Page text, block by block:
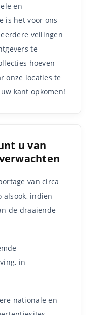
en
is het voor ons
veilingen
te
hoeven
onze locaties te
kant opkomen!
u van
van circa
alsook, indien
de draaiende
in
nationale en